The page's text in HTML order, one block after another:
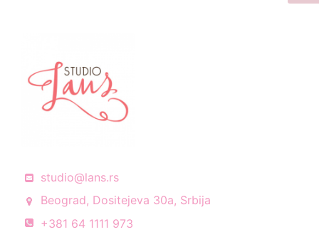
studio@lans.rs
Beograd, Dositejeva 30a, Srbija
+381 64 1111 973